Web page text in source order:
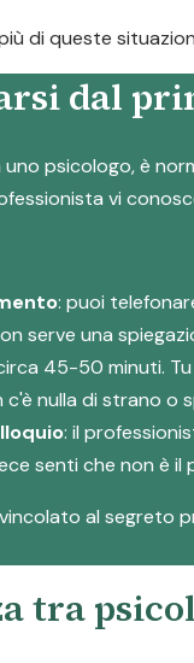
di queste
dal
psicologo, è
vi
: puoi
serve una
45-50 minuti.
c'è nulla di strano o
: il
senti che non è
al segreto
tra